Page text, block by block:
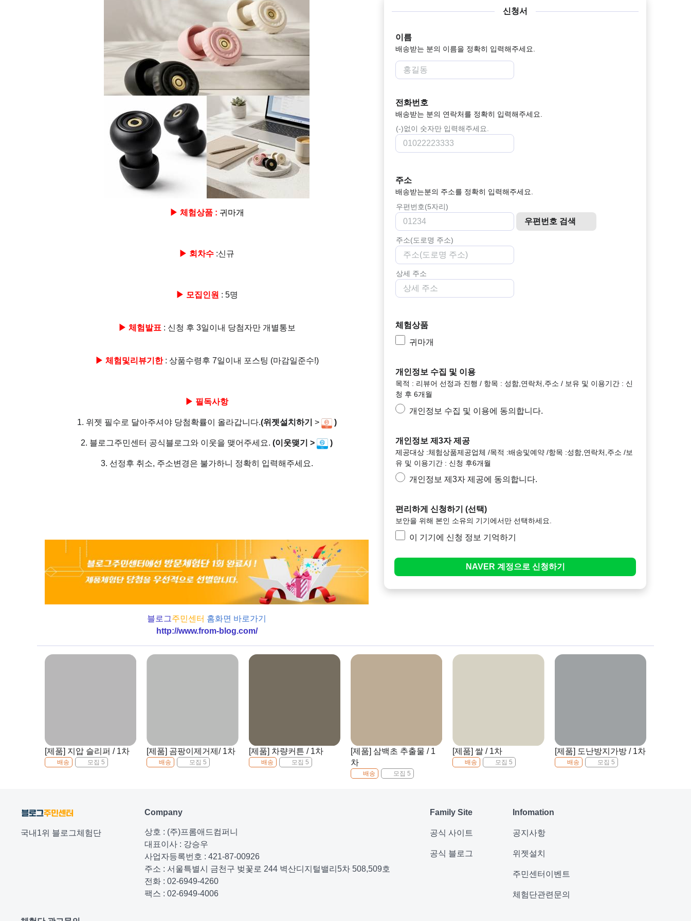
▶ 체험상품 : 귀마개
▶ 회차수 :신규
▶ 모집인원 : 5명
▶ 체험발표 : 신청 후 3일이내 당첨자만 개별통보
▶ 체험및리뷰기한: 상품수령후 7일이내 포스팅 (마감일준수!)
▶ 필독사항
1. 위젯 필수로 달아주셔야 당첨확률이 올라갑니다.(위젯설치하기 > )
2. 블로그주민센터 공식블로그와 이웃을 맺어주세요. (이웃맺기 > )
3. 선정후 취소, 주소변경은 불가하니 정확히 입력해주세요.
블로그주민센터 홈화면 바로가기
http://www.from-blog.com/
신청서
이름
배송받는 분의 이름을 정확히 입력해주세요.
전화번호
배송받는 분의 연락처를 정확히 입력해주세요.
(-)없이 숫자만 입력해주세요.
주소
배송받는분의 주소를 정확히 입력해주세요.
우편번호(5자리)
우편번호 검색
주소(도로명 주소)
상세 주소
체험상품
귀마개
개인정보 수집 및 이용
목적 : 리뷰어 선정과 진행 / 항목 : 성함,연락처,주소 / 보유 및 이용기간 : 신
청 후 6개월
개인정보 수집 및 이용에 동의합니다.
개인정보 제3자 제공
제공대상 :체험상품제공업체 /목적 :배송및예약 /항목 :성함,연락처,주소 /보
유 및 이용기간 : 신청 후6개월
개인정보 제3자 제공에 동의합니다.
편리하게 신청하기 (선택)
보안을 위해 본인 소유의 기기에서만 선택하세요.
이 기기에 신청 정보 기억하기
NAVER 계정으로 신청하기
[제품] 지압 슬리퍼 / 1차
배송 모집 5
[제품] 곰팡이제거제/ 1차
배송 모집 5
[제품] 차량커튼 / 1차
배송 모집 5
[제품] 삼백초 추출물 / 1
차
배송 모집 5
[제품] 쌀 / 1차
배송 모집 5
[제품] 도난방지가방 / 1차
배송 모집 5
국내1위 블로그체험단
Company
상호 : (주)프롬애드컴퍼니
대표이사 : 강승우
사업자등록번호 : 421-87-00926
주소 : 서울특별시 금천구 벚꽃로 244 벽산디지털밸리5차 508,509호
전화 : 02-6949-4260
팩스 : 02-6949-4006
Family Site
공식 사이트
공식 블로그
Infomation
공지사항
위젯설치
주민센터이벤트
체험단관련문의